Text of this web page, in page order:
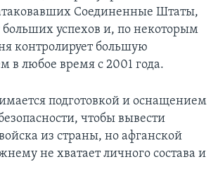
Соединенные Штаты,
больших успехов и, по некоторым
контролирует большую
в любое время с 2001 года.
подготовкой и оснащением
чтобы вывести
из страны, но афганской
не хватает личного состава и